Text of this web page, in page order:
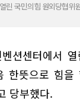
린 국민의힘 원외당협
션센터에서
뜻으로 힘을
당부했다.